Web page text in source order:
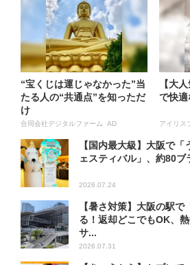
“宝くじは運じゃなかった”当
たる人の“共通点”を知っただ
け
合同会社デジタルファーム AD
【大
で快適
アイリス
【国内最大級】大阪で
ェスティバル」、約80ブ
2026.07.24
【暑さ対策】大阪の駅
る！返却どこでもOK、
サ...
2026.07.31